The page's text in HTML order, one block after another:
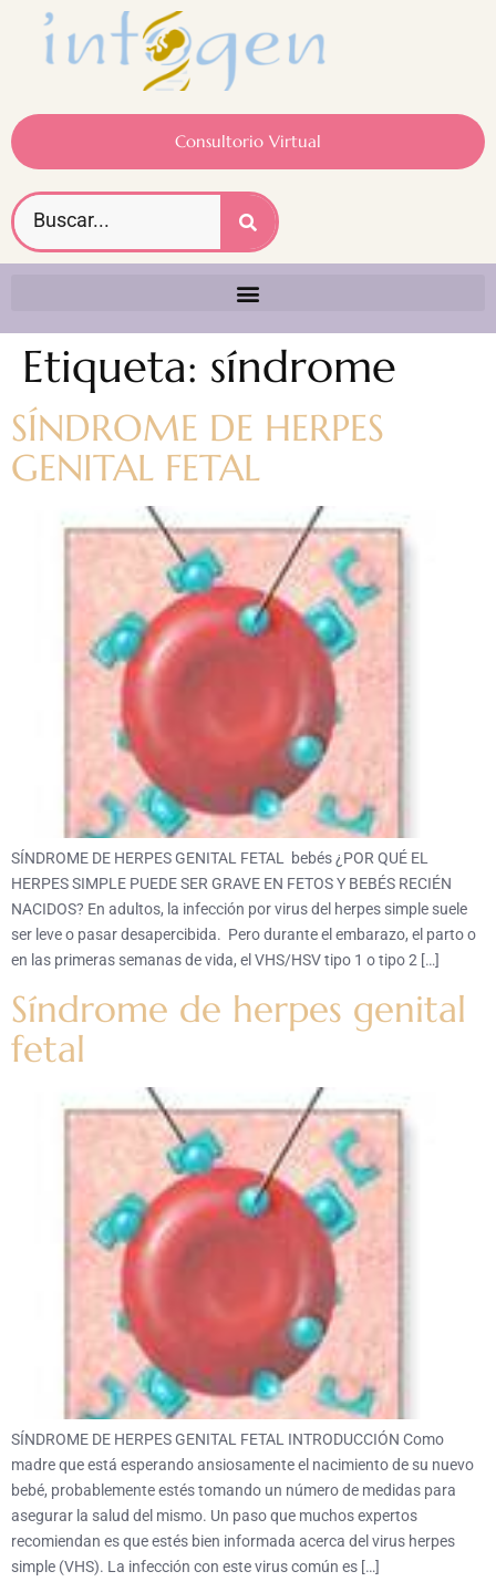
Consultorio Virtual
Etiqueta: síndrome
SÍNDROME DE HERPES
GENITAL FETAL
SÍNDROME DE HERPES GENITAL FETAL bebés ¿POR QUÉ EL
HERPES SIMPLE PUEDE SER GRAVE EN FETOS Y BEBÉS RECIÉN
NACIDOS? En adultos, la infección por virus del herpes simple suele
ser leve o pasar desapercibida. Pero durante el embarazo, el parto o
en las primeras semanas de vida, el VHS/HSV tipo 1 o tipo 2 […]
Síndrome de herpes genital
fetal
SÍNDROME DE HERPES GENITAL FETAL INTRODUCCIÓN Como
madre que está esperando ansiosamente el nacimiento de su nuevo
bebé, probablemente estés tomando un número de medidas para
asegurar la salud del mismo. Un paso que muchos expertos
recomiendan es que estés bien informada acerca del virus herpes
simple (VHS). La infección con este virus común es […]